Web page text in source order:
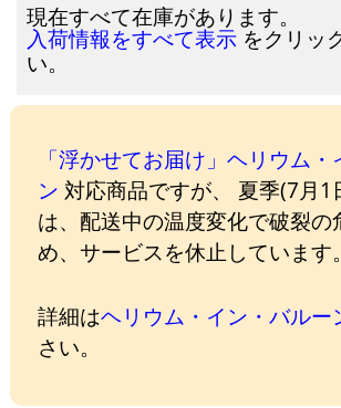
現在すべて在庫があります。
入荷情報をすべて表示 をクリッ
い。
「浮かせてお届け」ヘリウム
ン 対応商品ですが、 夏季(7月1
は、配送中の温度変化で破裂の
め、サービスを休止しています。
詳細はヘリウム・イン・バルー
さい。